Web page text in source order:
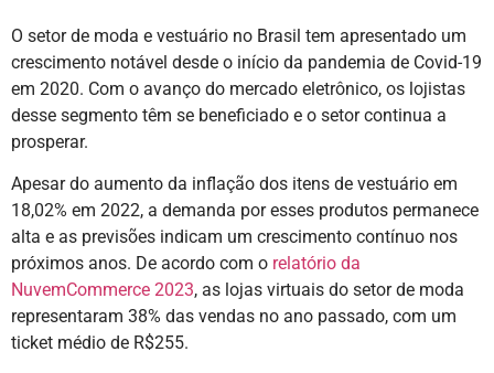
O setor de moda e vestuário no Brasil tem apresentado um
crescimento notável desde o início da pandemia de Covid-19
em 2020. Com o avanço do mercado eletrônico, os lojistas
desse segmento têm se beneficiado e o setor continua a
prosperar.
Apesar do aumento da inflação dos itens de vestuário em
18,02% em 2022, a demanda por esses produtos permanece
alta e as previsões indicam um crescimento contínuo nos
próximos anos. De acordo com o relatório da
NuvemCommerce 2023, as lojas virtuais do setor de moda
representaram 38% das vendas no ano passado, com um
ticket médio de R$255.